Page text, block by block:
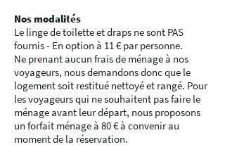
Nos modalités
Le linge de toilette et draps ne sont PAS
fournis - En option à 11 € par personne.
Ne prenant aucun frais de ménage à nos
voyageurs, nous demandons donc que le
logement soit restitué nettoyé et rangé. Pour
les voyageurs qui ne souhaitent pas faire le
ménage avant leur départ, nous proposons
un forfait ménage à 80 € à convenir au
moment de la réservation.